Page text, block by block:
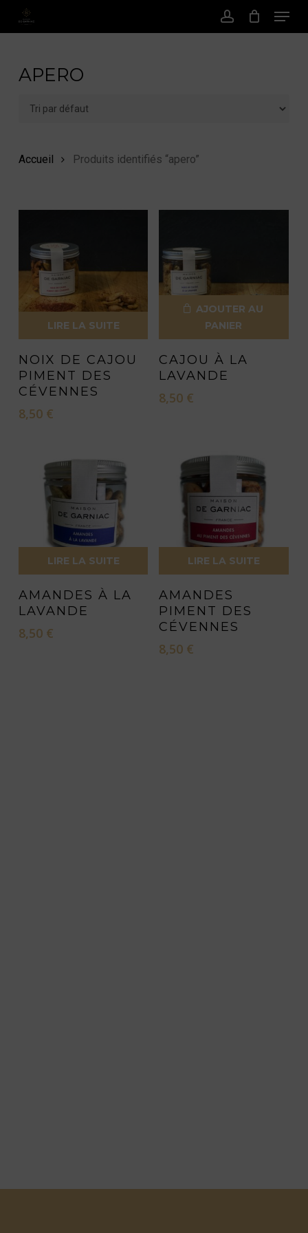
Passer
principal
Compte
Menu
APERO
Accueil Produits identifiés “apero”
LIRE LA SUITE
NOIX DE CAJOU
PIMENT DES
CÉVENNES
8,50 €
AJOUTER AU
PANIER
CAJOU À LA
LAVANDE
8,50 €
LIRE LA SUITE
AMANDES À LA
LAVANDE
8,50 €
LIRE LA SUITE
AMANDES
PIMENT DES
CÉVENNES
8,50 €